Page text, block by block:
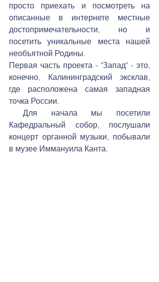
просто приехать и посмотреть на
описанные в интернете местные
достопримечательности, но и
посетить уникальные места нашей
необъятной Родины.
Первая часть проекта - "Запад" - это,
конечно, Калининградский эксклав,
где расположена самая западная
точка России.
Кафедральный собор, послушали
концерт органной музыки, побывали
в музее Иммануила Канта.